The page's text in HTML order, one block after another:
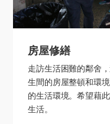
房屋修繕
走訪生活困難的鄰舍
生間的房屋整頓和環
的生活環境。希望藉
生活。